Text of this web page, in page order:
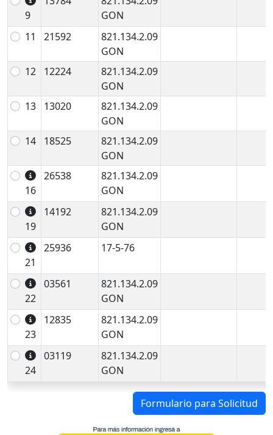
9
GON
11
21592
821.134.2.09
GON
12
12224
821.134.2.09
GON
13
13020
821.134.2.09
GON
14
18525
821.134.2.09
GON
16
26538
821.134.2.09
GON
19
14192
821.134.2.09
GON
21
25936 17-5-76
22
03561
821.134.2.09
GON
23
12835
821.134.2.09
GON
24
03119
821.134.2.09
GON
Formulario para Solicitud